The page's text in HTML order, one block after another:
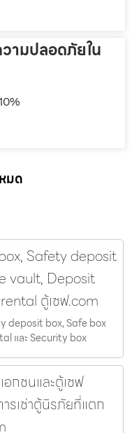
วามปลอดภัยใน
มด
Safety deposit
vault, Deposit
ตู้เซฟ.com
deposit box, Safe box
และ Security box
กชนและตู้เซฟ
รเช่าตู้นิรภัยที่แตก